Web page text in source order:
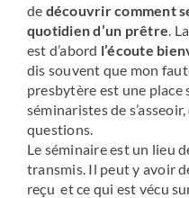
de découvrir comment
quotidien d’un prêtre .
est d’abord l’écoute
dis souvent que mon
presbytère est une
séminaristes de
questions.
Le séminaire est un lieu
transmis. Il peut y avoir
reçu et ce qui est vécu